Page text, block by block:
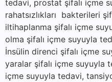
tedavi, prostat şifalı içme
rahatsızlıkları bakterileri
iltihaplanma şifalı içme
olma şifalı içme suyuyla
İnsülin direnci şifalı içme
yaralar şifalı içme suyuyla
içme suyuyla tedavi,